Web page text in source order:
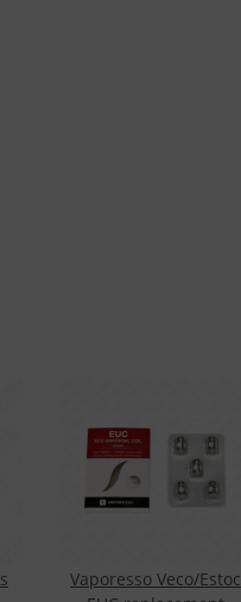
Vaporesso Veco/Estoc